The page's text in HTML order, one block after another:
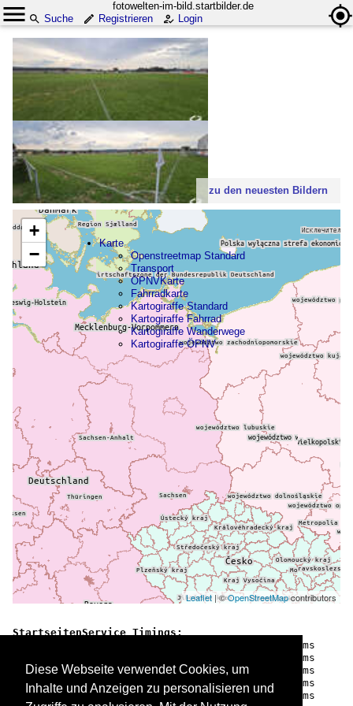
fotowelten-im-bild.startbilder.de
Suche
Registrieren Login
zu den neuesten Bildern
Karte
Openstreetmap Standard
Transport
ÖPNVKarte
Fahrradkarte
Kartogiraffe Standard
Kartogiraffe Fahrrad
Kartogiraffe Wanderwege
Kartogiraffe ÖPNV
+
−
Leaflet | ©OpenStreetMapcontributors
StartseitenService Timings:
forum.count                            0.00 ms
  comments                               0.27 ms
  galleries.findAll                      1.41 ms
  latestothers.query.schiffbilder        0.32 ms
  latestothers.container.schiffbilder   14.20 ms
Diese Webseite verwendet Cookies, um
Inhalte und Anzeigen zu personalisieren und